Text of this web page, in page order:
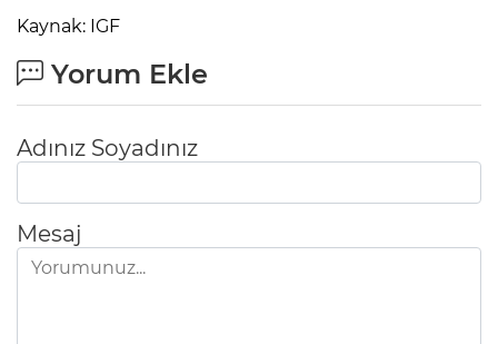
Kaynak: IGF
Yorum Ekle
Adınız Soyadınız
Mesaj